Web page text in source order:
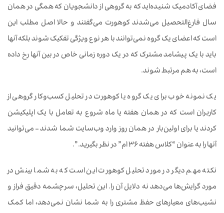
فضای آکادمیک شنیده‌اید که به گروهی از دانشجویان که همگی در همان
سال فارغ‌التحصیل می‌شدند کوهورت می‌گفتند و حالا اصل مطلب این
است که اعضای یک گروه نمی‌توانند با هر نوع ویژگی تفکیک شوند بلکه آنها
باید با یک پیشامد مشترک که در یک دوره زمانی خاص در بین آنها رخ داده
است، به هم مرتبط شوند.
یک نمونه خوب برای یک گروه یا کوهورت در تحلیل کسب‌وکار گروهی از
کاربران است که در همان هفته یا ماه شروع به تعامل با یک اپلیکیشن
کردند یا برای اولین‌بار در همان روز وارد وب‌سایت شما شدند – می‌توانید
آنها را به عنوان “کلاس هفته 36 ام” در نظر بگیرید.”.
نکته مهم دیگر در مورد تحلیل کوهورت این است که به شما بینش در
مورد گرایش‌ها می‌دهد نه دلایل آن را. این تحلیل، سرچشمه دقیق فراز و
نشیب‌های معیارهای حفظ مشتری را به شما نشان نمی‌دهد، اما کمک